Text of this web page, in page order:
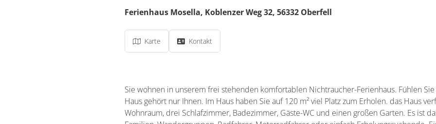
Ferienhaus Mosella, Koblenzer Weg 32, 56332 Oberfell
Karte Kontakt
Sie wohnen in unserem frei stehenden komfortablen Nichtraucher-Ferienhaus. Fühlen Sie
Haus gehört nur Ihnen. Im Haus haben Sie auf 120 m² viel Platz zum Erholen. das Haus
Wohnraum, drei Schlafzimmer, Badezimmer, Gäste-WC und einen großen Garten. Es ist